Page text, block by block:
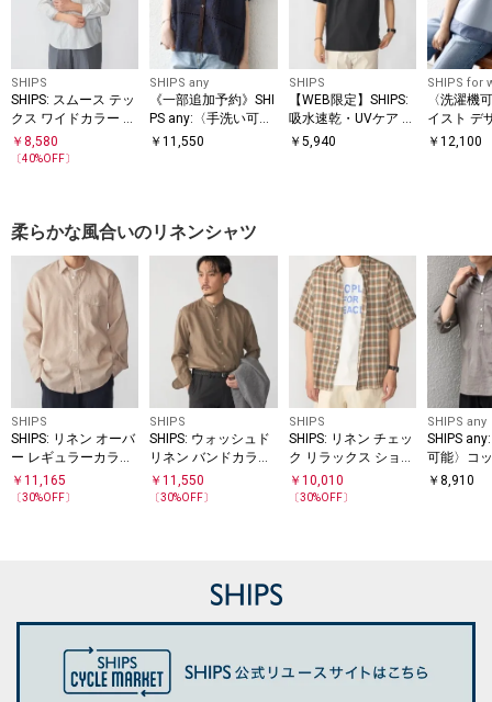
SHIPS
SHIPS: スムース テッ
クス ワイドカラー シ
ャツ
￥ 8,580
〔40%OFF〕
SHIPS any
《一部追加予約》SHI
PS any:〈手洗い可
能〉エンブロイダリ
￥11,550
SHIPS
【WEB限定】SHIPS:
吸水速乾・UVケア Dr
ymix（R）ワンポイ
￥ 5,940
SHIPS for
〈洗濯機
イスト デ
ー ドッキ
￥12,100
柔らかな風合いのリネンシャツ
SHIPS
SHIPS: リネン オーバ
ー レギュラーカラー
シャツ
￥ 11,165
〔30%OFF〕
SHIPS
SHIPS: ウォッシュド
リネン バンドカラー
ソリッド シャツ
￥11,550
〔30%OFF〕
SHIPS
SHIPS: リネン チェッ
ク リラックス ショー
トスリーブ シャツ
￥ 10,010
〔30%OFF〕
SHIPS any
SHIPS
可能〉コ
ン 7分袖
￥8,910